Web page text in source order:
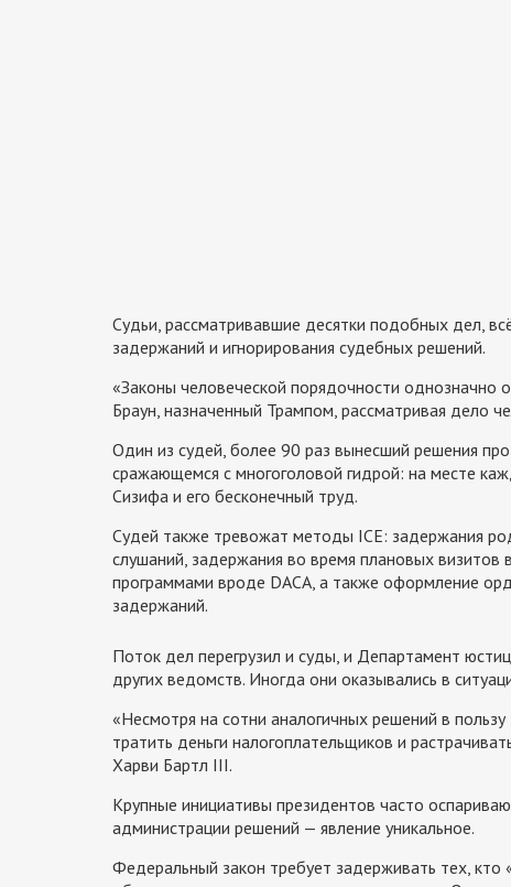
Судьи, рассматривавшие десятки подобных дел,
задержаний и игнорирования судебных решений.
«Законы человеческой порядочности
Браун, назначенный Трампом, рассматривая дело
Один из судей, более 90 раз вынесший решения
сражающемся с многоголовой гидрой: на месте
Сизифа и его бесконечный труд.
Судей также тревожат методы ICE: задержания
слушаний, задержания во время плановых
программами вроде DACA, а также оформление
задержаний.
Поток дел перегрузил и суды, и Департамент
других ведомств. Иногда они оказывались в
«Несмотря на сотни аналогичных решений в
тратить деньги налогоплательщиков и
Харви Бартл III.
Крупные инициативы президентов часто
администрации решений — явление уникальное.
Федеральный закон требует задерживать тех,